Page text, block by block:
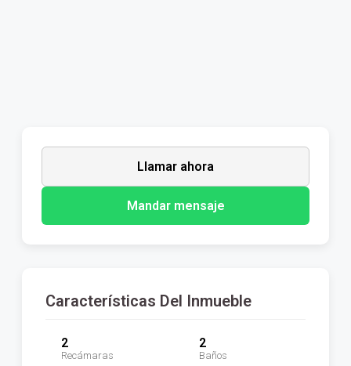
Llamar ahora
Mandar mensaje
Características Del Inmueble
2
Recámaras
2
Baños